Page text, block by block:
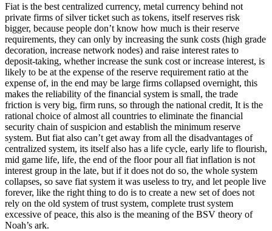
Fiat is the best centralized currency, metal currency behind not
private firms of silver ticket such as tokens, itself reserves risk
bigger, because people don’t know how much is their reserve
requirements, they can only by increasing the sunk costs (high grade
decoration, increase network nodes) and raise interest rates to
deposit-taking, whether increase the sunk cost or increase interest, is
likely to be at the expense of the reserve requirement ratio at the
expense of, in the end may be large firms collapsed overnight, this
makes the reliability of the financial system is small, the trade
friction is very big, firm runs, so through the national credit, It is the
rational choice of almost all countries to eliminate the financial
security chain of suspicion and establish the minimum reserve
system. But fiat also can’t get away from all the disadvantages of
centralized system, its itself also has a life cycle, early life to flourish,
mid game life, life, the end of the floor pour all fiat inflation is not
interest group in the late, but if it does not do so, the whole system
collapses, so save fiat system it was useless to try, and let people live
forever, like the right thing to do is to create a new set of does not
rely on the old system of trust system, complete trust system
excessive of peace, this also is the meaning of the BSV theory of
Noah’s ark.